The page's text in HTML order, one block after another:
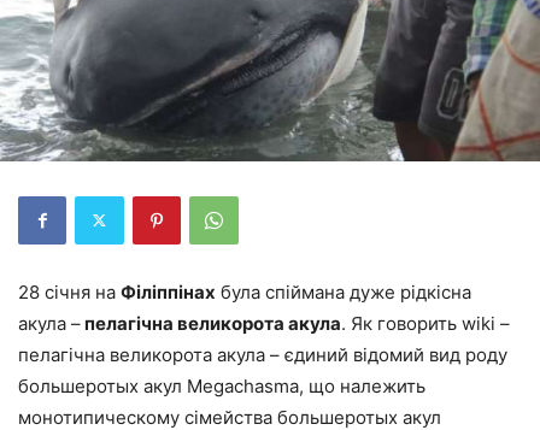
28 січня на Філіппінах була спіймана дуже рідкісна
акула –пелагічна великорота акула. Як говорить wiki –
пелагічна великорота акула – єдиний відомий вид роду
большеротых акул Megachasma, що належить
монотипическому сімейства большеротых акул